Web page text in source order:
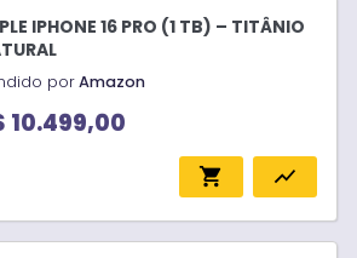
IPHONE 16 PRO (1 TB) – TITÂNIO
porAmazon
10.499,00
shopping_cart show_chart